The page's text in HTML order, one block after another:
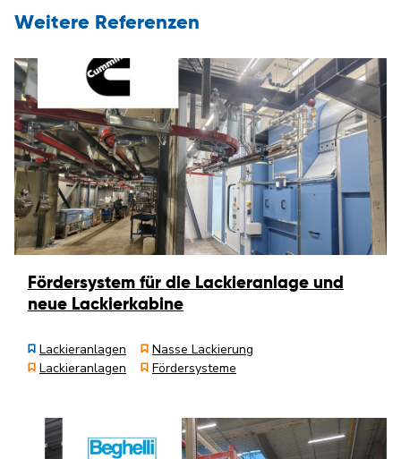
Weitere Referenzen
Fördersystem für die Lackieranlage und
neue Lackierkabine
Lackieranlagen
Nasse Lackierung
Lackieranlagen
Fördersysteme